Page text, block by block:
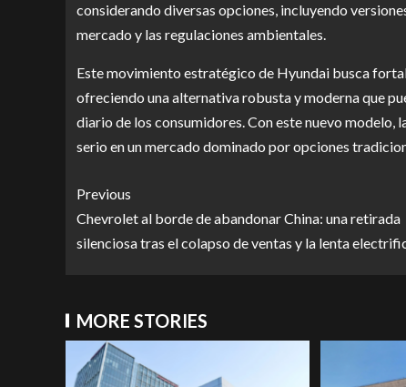
considerando diversas opciones, incluyendo
mercado y las regulaciones ambientales.
Este movimiento estratégico de Hyundai busca
ofreciendo una alternativa robusta y moderna que
diario de los consumidores. Con este nuevo
serio en un mercado dominado por opciones
Previous
Chevrolet al borde de abandonar China: una retirada
silenciosa tras el colapso de ventas y la lenta
MORE STORIES